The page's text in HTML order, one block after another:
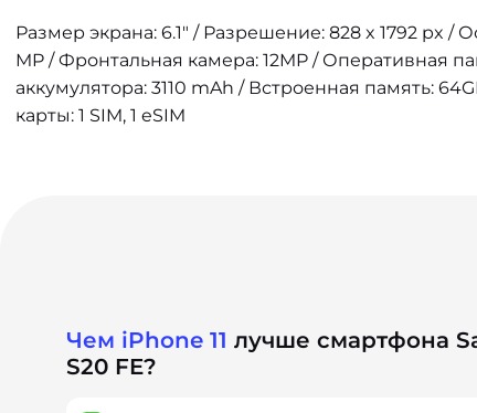
Размер экрана: 6.1" / Разрешение: 828 x 1792 px /
MP / Фронтальная камера: 12MP / Оперативная
аккумулятора: 3110 mAh / Встроенная память:
карты: 1 SIM, 1 eSIM
Чем iPhone 11 лучше смартфона
S20 FE?